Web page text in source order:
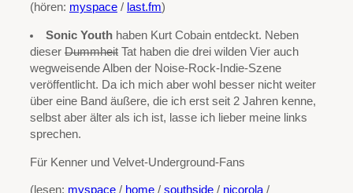
(hören: myspace / last.fm)
Sonic Youthhaben Kurt Cobain entdeckt. Neben
dieser Dummheit Tat haben die drei wilden Vier auch
wegweisende Alben der Noise-Rock-Indie-Szene
veröffentlicht. Da ich mich aber wohl besser nicht weiter
über eine Band äußere, die ich erst seit 2 Jahren kenne,
selbst aber älter als ich ist, lasse ich lieber meine links
sprechen.
Für Kenner und Velvet-Underground-Fans
(lesen: myspace / home / southside / nicorola/